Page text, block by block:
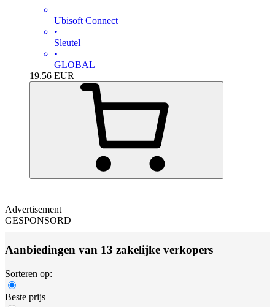
Ubisoft Connect
•
Sleutel
•
GLOBAL
19.56 EUR
Advertisement
GESPONSORD
Aanbiedingen van 13 zakelijke verkopers
Sorteren op:
Beste prijs